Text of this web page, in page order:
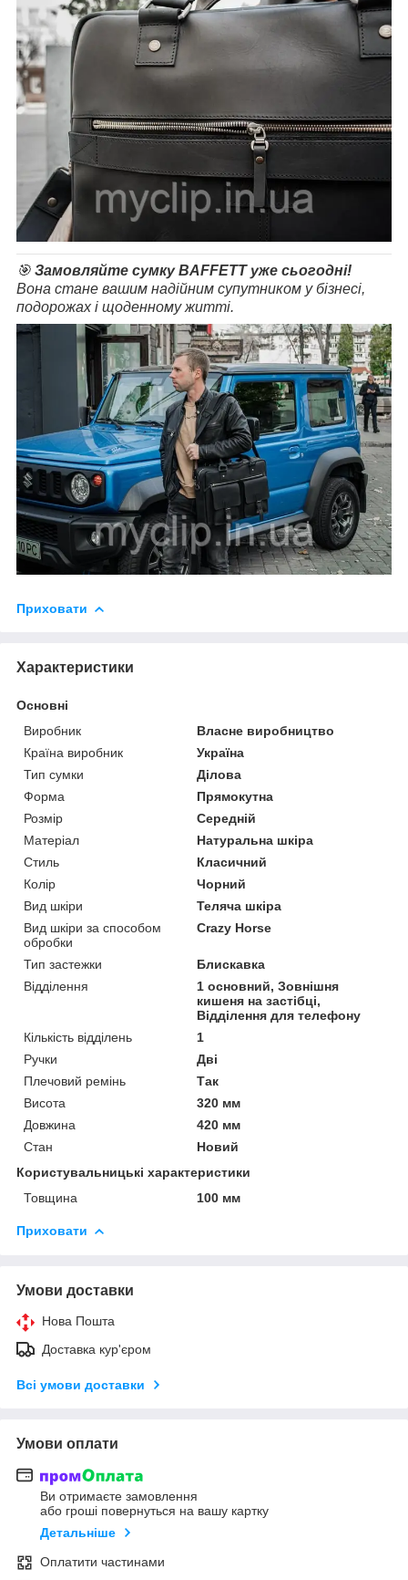
🎯 Замовляйте сумку BAFFETT уже сьогодні!
Вона стане вашим надійним супутником у бізнесі,
подорожах і щоденному житті.
Приховати
Характеристики
Основні
Виробник
Власне виробництво
Країна виробник
Україна
Тип сумки
Ділова
Форма
Прямокутна
Розмір
Середній
Матеріал
Натуральна шкіра
Стиль
Класичний
Колір
Чорний
Вид шкіри
Теляча шкіра
Вид шкіри за способом
обробки
Crazy Horse
Тип застежки
Блискавка
Відділення
1 основний, Зовнішня
кишеня на застібці,
Відділення для телефону
Кількість відділень
1
Ручки
Дві
Плечовий ремінь
Так
Висота
320 мм
Довжина
420 мм
Стан
Новий
Користувальницькі характеристики
Товщина
100 мм
Приховати
Умови доставки
Нова Пошта
Доставка кур'єром
Всі умови доставки
Умови оплати
Ви отримаєте замовлення
або гроші повернуться на вашу картку
Детальніше
Оплатити частинами